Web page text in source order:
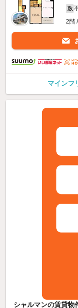
敷
2階
マインフ
シャルマンの賃貸物